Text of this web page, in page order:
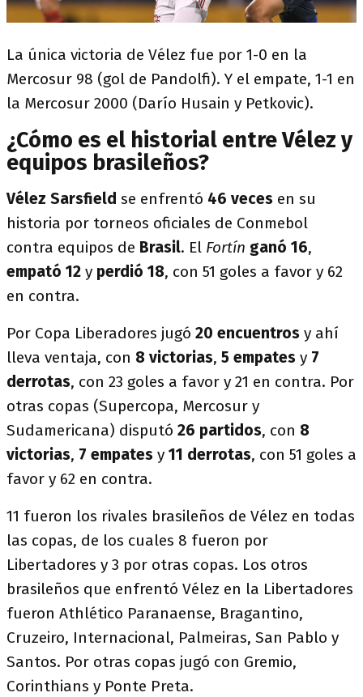
La única victoria de Vélez fue por 1-0 en la
Mercosur 98 (gol de Pandolfi). Y el empate, 1-1 en
la Mercosur 2000 (Darío Husain y Petkovic).
¿Cómo es el historial entre Vélez y
equipos brasileños?
Vélez Sarsfield se enfrentó 46 veces en su
historia por torneos oficiales de Conmebol
contra equipos de Brasil. El Fortín ganó 16,
empató 12 y perdió 18, con 51 goles a favor y 62
en contra.
Por Copa Liberadores jugó 20 encuentros y ahí
lleva ventaja, con 8 victorias, 5 empates y 7
derrotas, con 23 goles a favor y 21 en contra. Por
otras copas (Supercopa, Mercosur y
Sudamericana) disputó 26 partidos, con 8
victorias, 7 empates y 11 derrotas, con 51 goles a
favor y 62 en contra.
11 fueron los rivales brasileños de Vélez en todas
las copas, de los cuales 8 fueron por
Libertadores y 3 por otras copas. Los otros
brasileños que enfrentó Vélez en la Libertadores
fueron Athlético Paranaense, Bragantino,
Cruzeiro, Internacional, Palmeiras, San Pablo y
Santos. Por otras copas jugó con Gremio,
Corinthians y Ponte Preta.